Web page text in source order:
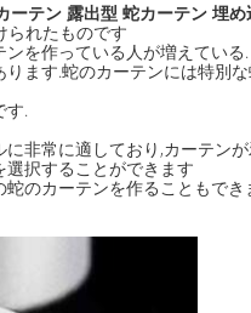
ーテン 露出型 蛇カーテン 埋め
られたものです
を作っている人が増えている.
ます.蛇のカーテンには特別
す.
非常に適しており,カーテン
択することができます
のカーテンを作ることもで